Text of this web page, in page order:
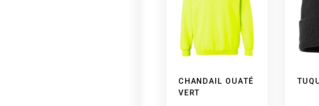
CHANDAIL OUATÉ
VERT